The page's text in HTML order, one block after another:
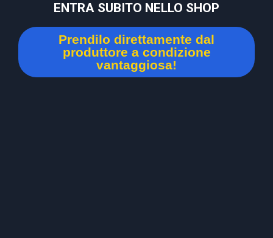
ENTRA SUBITO NELLO SHOP
Prendilo direttamente dal
produttore a condizione
vantaggiosa!